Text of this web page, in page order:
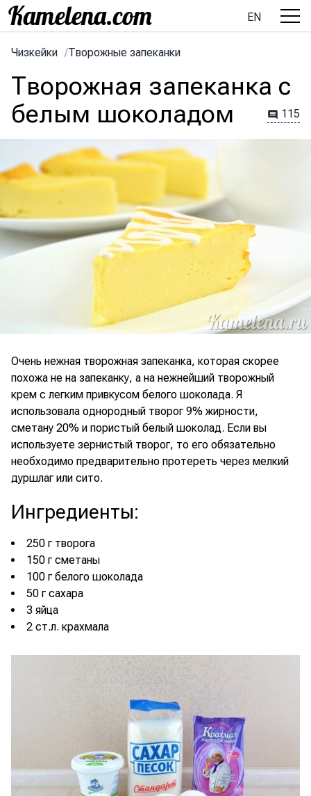
EN
Чизкейки /Творожные запеканки
Творожная запеканка с
белым шоколадом
115
Очень нежная творожная запеканка, которая скорее
похожа не на запеканку, а на нежнейший творожный
крем с легким привкусом белого шоколада. Я
использовала однородный творог 9% жирности,
сметану 20% и пористый белый шоколад. Если вы
используете зернистый творог, то его обязательно
необходимо предварительно протереть через мелкий
дуршлаг или сито.
Ингредиенты:
250 г творога
150 г сметаны
100 г белого шоколада
50 г сахара
3 яйца
2 ст.л. крахмала